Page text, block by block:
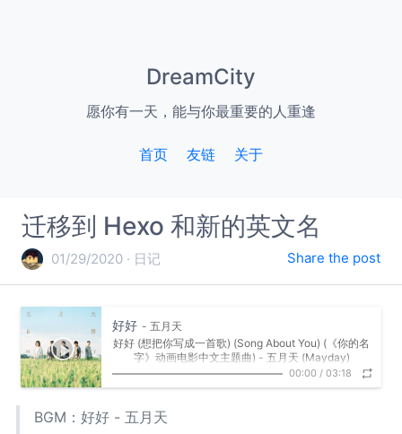
DreamCity
愿你有一天，能与你最重要的人重逢
首页 友链 关于
迁移到 Hexo 和新的英文名
01/29/2020 日记 Share the post
好好 - 五月天
好好 (想把你写成一首歌) (Song About You) (《你的名
字》动画电影中文主题曲) - 五月天 (Mayday)
词：阿信
曲：阿信/冠佑
00:00 /03:18
BGM：好好 - 五月天